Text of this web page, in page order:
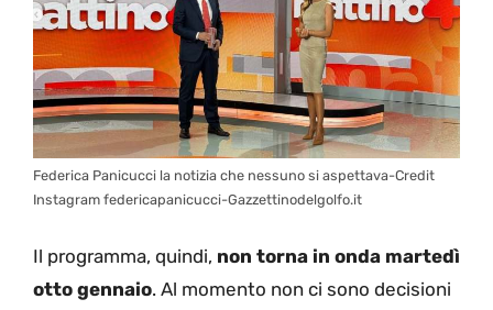
Federica Panicucci la notizia che nessuno si aspettava-Credit
Instagram federicapanicucci-Gazzettinodelgolfo.it
Il programma, quindi, non torna in onda martedì
otto gennaio. Al momento non ci sono decisioni